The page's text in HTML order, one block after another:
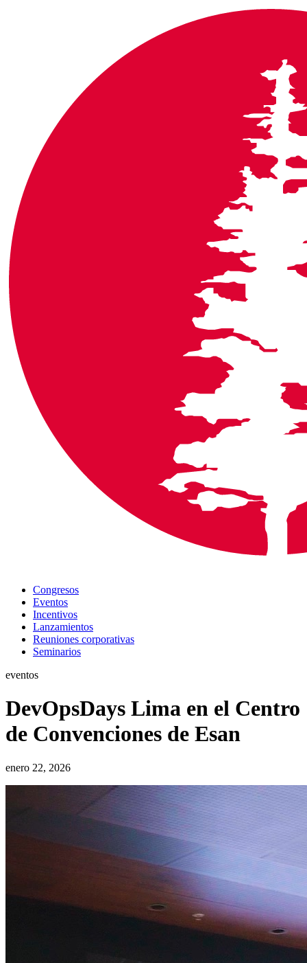
Congresos
Eventos
Incentivos
Lanzamientos
Reuniones corporativas
Seminarios
eventos
DevOpsDays Lima en el Centro
de Convenciones de Esan
enero 22, 2026